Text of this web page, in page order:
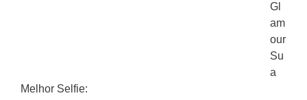
Gl
am
our
Su
a
Melhor Selfie: